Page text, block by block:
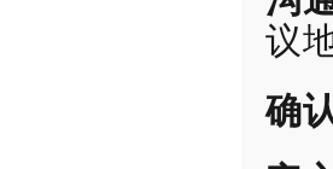
议
确